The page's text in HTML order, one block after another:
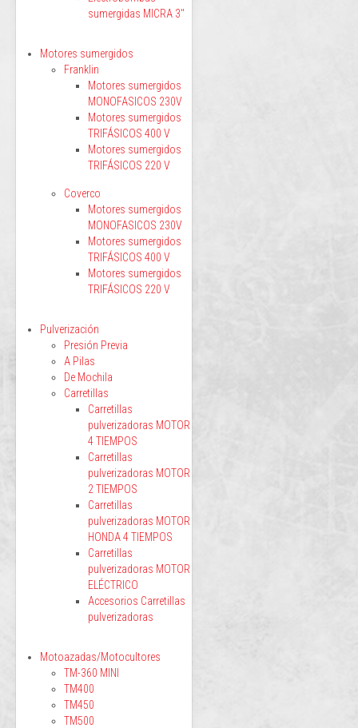
sumergidas MICRA 3"
Motores sumergidos
Franklin
Motores sumergidos
MONOFASICOS 230V
Motores sumergidos
TRIFÁSICOS 400 V
Motores sumergidos
TRIFÁSICOS 220 V
Coverco
Motores sumergidos
MONOFASICOS 230V
Motores sumergidos
TRIFÁSICOS 400 V
Motores sumergidos
TRIFÁSICOS 220 V
Pulverización
Presión Previa
A Pilas
De Mochila
Carretillas
Carretillas
pulverizadoras MOTOR
4 TIEMPOS
Carretillas
pulverizadoras MOTOR
2 TIEMPOS
Carretillas
pulverizadoras MOTOR
HONDA 4 TIEMPOS
Carretillas
pulverizadoras MOTOR
ELÉCTRICO
Accesorios Carretillas
pulverizadoras
Motoazadas/Motocultores
TM-360 MINI
TM400
TM450
TM500